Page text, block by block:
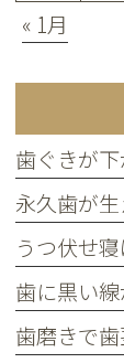
« 1月
歯ぐきが
うつ伏せ